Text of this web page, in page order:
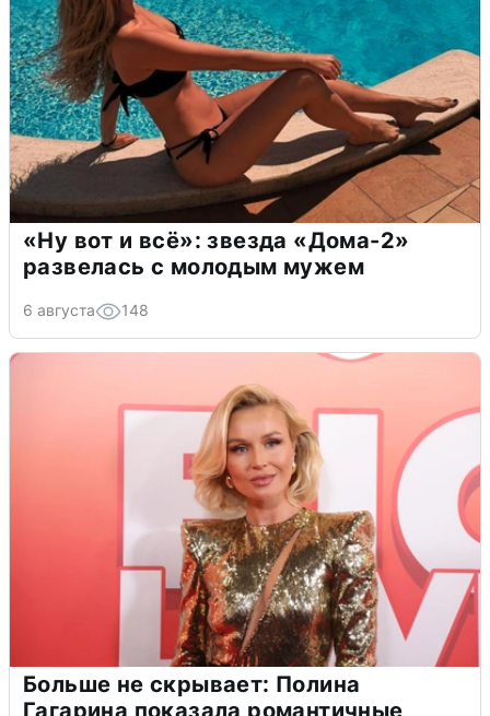
«Ну вот и всё»: звезда «Дома-2»
развелась с молодым мужем
6 августа 148
Больше не скрывает: Полина
Гагарина показала романтичные